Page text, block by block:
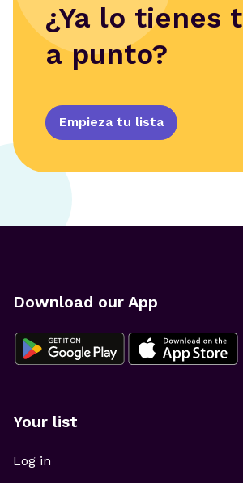
¿Ya lo tienes
a punto?
Empieza tu lista
Download our App
Your list
Log in